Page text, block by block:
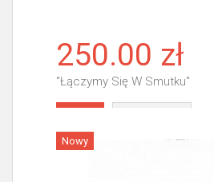
250.00 zł
"Łączymy Się W Smutku"
Nowy